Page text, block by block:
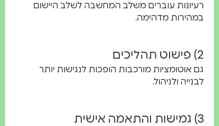
עוברים משלב המחשבה לשלב היישום
מדהימה.
אוטומציות מורכבות הופכות לנגישות יותר
ולניהול.